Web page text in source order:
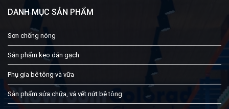
DANH MỤC SẢN PHẨM
Sơn chống nóng
Sản phẩm keo dán gạch
Phụ gia bê tông và vữa
Sản phẩm sửa chữa, vá vết nứt bê tông